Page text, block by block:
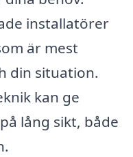
installatörer
är mest
din situation.
kan ge
lång sikt, både